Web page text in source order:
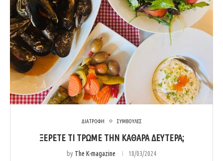
ΔΙΑΤΡΟΦΗ ΣΥΜΒΟΥΛΕΣ
ΞΕΡΕΤΕ ΤΙ ΤΡΩΜΕ ΤΗΝ ΚΑΘΑΡΑ ΔΕΥΤΕΡΑ;
by The K-magazine 18/03/2024